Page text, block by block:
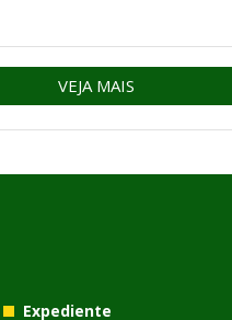
VEJA MAIS
Expediente